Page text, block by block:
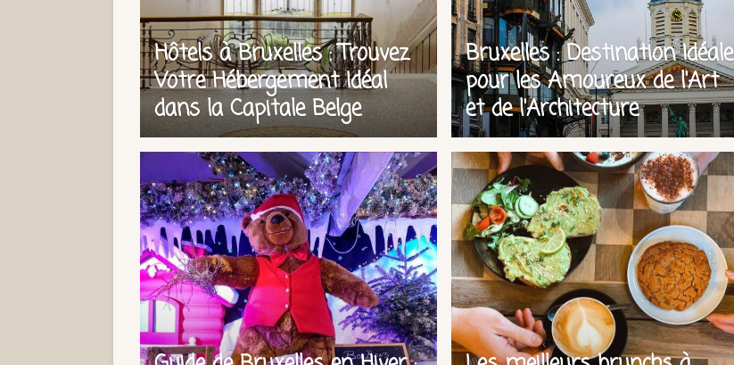
Hôtels à Bruxelles : Trouvez
Votre Hébergement Idéal
dans la Capitale Belge
Bruxelles : Destination Idéale
pour les Amoureux de l'Art
et de l'Architecture